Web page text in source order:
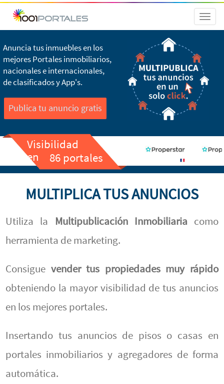
Toggle
Anuncia tus inmuebles en los
mejores Portales inmobiliarios,
nacionales e internacionales,
de clasificados y App's.
Publica tu anuncio gratis
Visibilidad
en
86 portales
MULTIPLICA TUS ANUNCIOS
Utiliza la Multipublicación Inmobiliaria como
herramienta de marketing.
Consigue vender tus propiedades muy rápido
obteniendo la mayor visibilidad de tus anuncios
en los mejores portales.
Insertando tus anuncios de pisos o casas en
portales inmobiliarios y agregadores de forma
automática.